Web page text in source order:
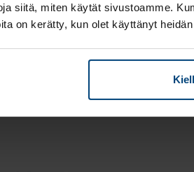
siitä, miten käytät sivustoamme.
on kerätty, kun olet käyttänyt